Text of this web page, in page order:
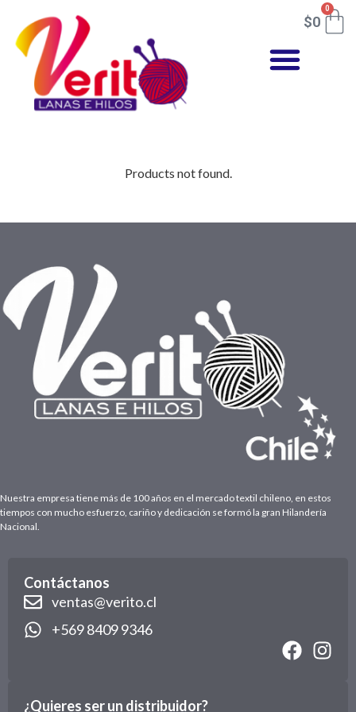
$0
0
Products not found.
Nuestra empresa tiene más de 100 años en el mercado textil chileno, en estos
tiempos con mucho esfuerzo, cariño y dedicación se formó la gran Hilandería
Nacional.
Contáctanos
ventas@verito.cl
+569 8409 9346
¿Quieres ser un distribuidor?